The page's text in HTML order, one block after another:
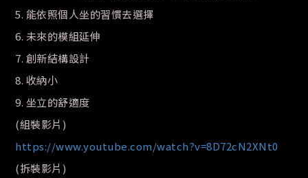
5. 能依照個人坐的習慣去選擇
6. 未來的模組延伸
7. 創新結構設計
8. 收納小
9. 坐立的舒適度
(組裝影片)
https://www.youtube.com/watch?v=8D72cN2XNt0
(拆裝影片)